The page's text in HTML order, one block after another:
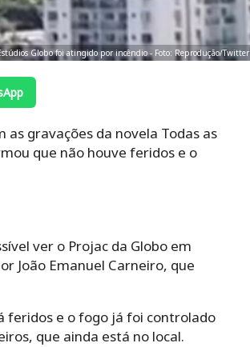
Globo foi atingido por incêndio - Foto: Reprodução/Twitter
gravações da novela Todas as
que não houve feridos e o
ver o Projac da Globo em
João Emanuel Carneiro, que
feridos e o fogo já foi controlado
que ainda está no local.